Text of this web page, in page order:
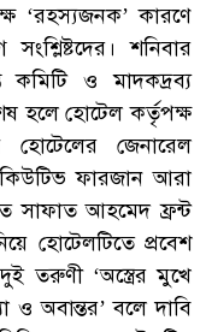
‘রহস্যজনক’ কারণে
শনিবার
কমিটি ও মাদকদ্রব্য
হলে হোটেল কর্তৃপক্ষ
জেনারেল
ফারজান আরা
সাফাত আহমেদ ফ্রন্ট
হোটেলটিতে প্রবেশ
তরুণী ‘অস্ত্রের মুখে
ও অবান্তর’ বলে দাবি